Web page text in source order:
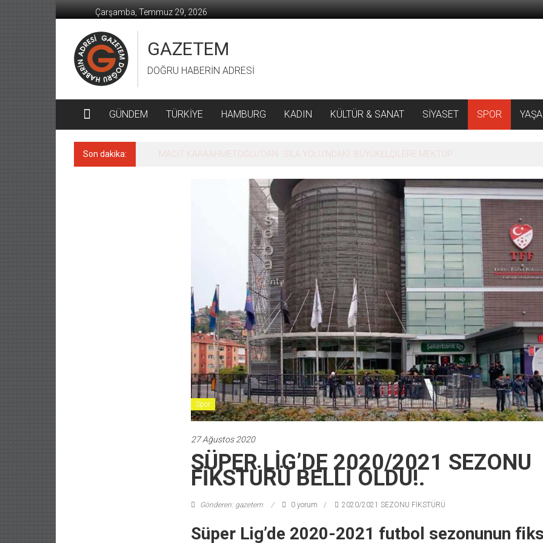
geç
Çarşamba, Temmuz 29, 2026
GAZETEM
DOĞRU HABERİN ADRESİ
GÜNDEM TÜRKİYE HAMBURG KADIN KÜLTÜR & SANAT SİYASET SPOR
Son dakika: MACİT KARAAHMETOĞLU’DAN ‘SILA YOLU’NDAKİ ’BÜYÜKELÇİLERE MEKTUP
Spor
27 Ağustos 2020
SÜPER LİG’DE 2020/2021 SEZONU
FİKSTÜRÜ BELLİ OLDU!.
Gönderen: gazetem 0 yorum 2020/2021 SEZONU FİKSTÜRÜ
Süper Lig’de 2020-2021 futbol sezonunun